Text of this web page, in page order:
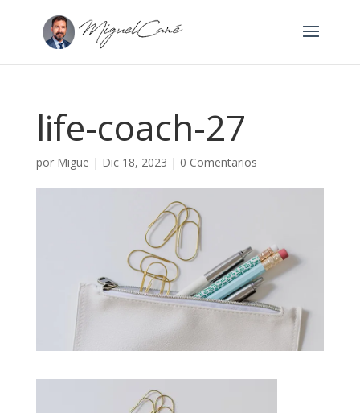
life-coach-27
por Migue | Dic 18, 2023 | 0 Comentarios